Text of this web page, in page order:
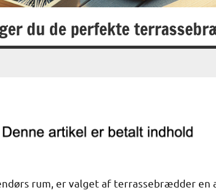
du de perfekte
rum, er valget af terrassebrædder en